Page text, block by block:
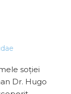
soției
Dr. Hugo